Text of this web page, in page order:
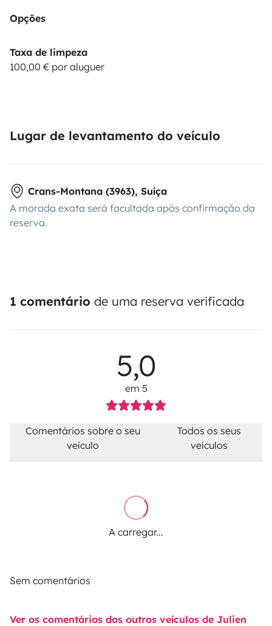
Opções
Taxa de limpeza
100,00 € por aluguer
Lugar de levantamento do veículo
Crans-Montana (3963), Suíça
A morada exata será facultada após confirmação da
reserva.
1 comentário de uma reserva verificada
5,0
em 5
Comentários sobre o seu
veículo
Todos os seus
veículos
A carregar...
Sem comentários
Ver os comentários dos outros veículos de Julien